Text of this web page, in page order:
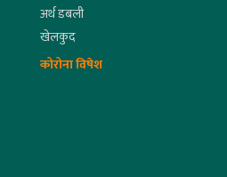
अर्थ डबली
खेलकुद
कोरोना विषेश